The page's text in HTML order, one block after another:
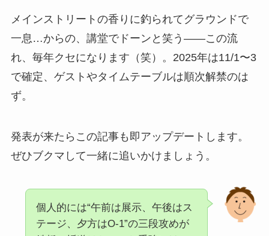
メインストリートの香りに釣られてグラウンドで
一息…からの、講堂でドーンと笑う——この流
れ、毎年クセになります（笑）。2025年は11/1〜3
で確定、ゲストやタイムテーブルは順次解禁のは
ず。
発表が来たらこの記事も即アップデートします。
ぜひブクマして一緒に追いかけましょう。
個人的には“午前は展示、午後はス
テージ、夕方はO-1”の三段攻めが